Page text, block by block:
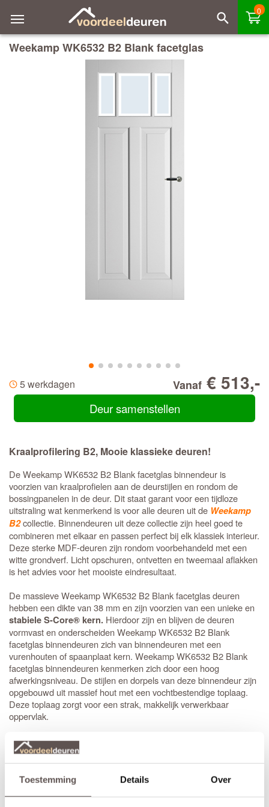
Toestemming Details Over
0
Weekamp WK6532 B2 Blank facetglas
5 werkdagen Vanaf € 513,-
Deur samenstellen
Kraalprofilering B2, Mooie klassieke deuren!
De Weekamp WK6532 B2 Blank facetglas binnendeur is
voorzien van kraalprofielen aan de deurstijlen en rondom de
bossingpanelen in de deur. Dit staat garant voor een tijdloze
uitstraling wat kenmerkend is voor alle deuren uit de Weekamp
B2collectie. Binnendeuren uit deze collectie zijn heel goed te
combineren met elkaar en passen perfect bij elk klassiek interieur.
Deze sterke MDF-deuren zijn rondom voorbehandeld met een
witte grondverf. Licht opschuren, ontvetten en tweemaal aflakken
is het advies voor het mooiste eindresultaat.
De massieve Weekamp WK6532 B2 Blank facetglas deuren
hebben een dikte van 38 mm en zijn voorzien van een unieke en
stabiele S-Core® kern. Hierdoor zijn en blijven de deuren
vormvast en onderscheiden Weekamp WK6532 B2 Blank
facetglas binnendeuren zich van binnendeuren met een
vurenhouten of spaanplaat kern. Weekamp WK6532 B2 Blank
facetglas binnendeuren kenmerken zich door een hoog
afwerkingsniveau. De stijlen en dorpels van deze binnendeur zijn
opgebouwd uit massief hout met een vochtbestendige toplaag.
Deze toplaag zorgt voor een strak, makkelijk verwerkbaar
oppervlak.
De Weekamp WK6532 B2 Blank facetglas binnendeur is van een
slotgat op standaard hoogte
voorzien van boringen om depaumelle scharniereneenvoudig en
snel te kunnen monteren.
Een geheel gesloten deur met identieke uitstraling is deWK6531